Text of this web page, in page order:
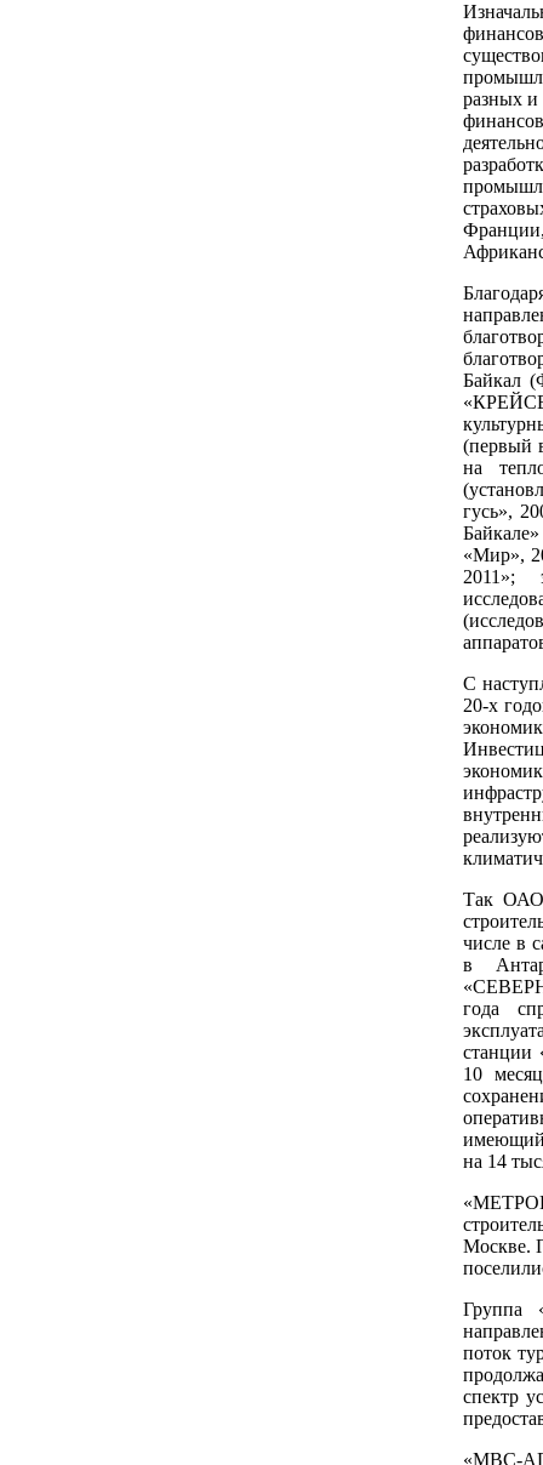
разных и
Байкал
(первый
на
гусь»,
«Мир»,
2011»;
С
20-х
Так ОАО
числе в
в
года
станции
10
имеющий
на 14
Москве.
Группа
поток
спектр
«МВС-